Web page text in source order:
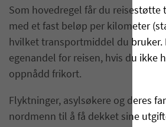
Som hovedregel får du reisestøtte
med et fast beløp per kilometer
hvilket transportmiddel du bruker.
egenandel for reisen, hvis du ikke
oppnådd frikort.
Flyktninger, asylsøkere og deres
nordmenn til å få dekket sine